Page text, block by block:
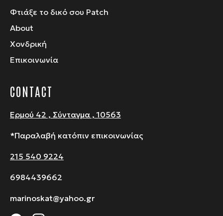
Φτιάξε το δικό σου Patch
About
Χονδρική
Επικοινωνία
CONTACT
Ερμού 42 , Σύνταγμα , 10563
*Παραλαβή κατόπιν επικοινωνίας
215 540 9224
6984439662
marinoskat@yahoo.gr